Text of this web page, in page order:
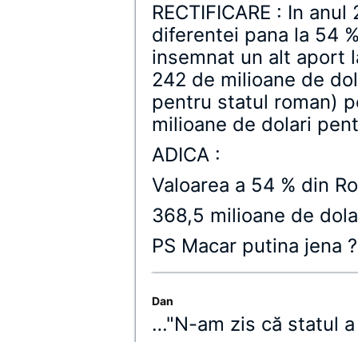
RECTIFICARE : In
diferentei pana la 54
insemnat un alt aport
242 de milioane de
pentru statul roman)
milioane de dolari
ADICA :
Valoarea a 54 % din
368,5 milioane de
PS Macar putina jena
Dan
…"N-am zis că statul